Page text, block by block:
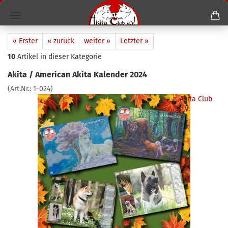
« Erster « zurück weiter »
Letzter »
10 Artikel in dieser Kategorie
Akita / American Akita Kalender 2024
(Art.Nr.: 1-024)
Akita Club
e.V.